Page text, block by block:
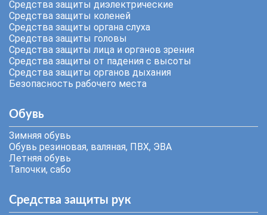
Средства защиты диэлектрические
Средства защиты коленей
Средства защиты органа слуха
Средства защиты головы
Средства защиты лица и органов зрения
Средства защиты от падения с высоты
Средства защиты органов дыхания
Безопасность рабочего места
Обувь
Зимняя обувь
Обувь резиновая, валяная, ПВХ, ЭВА
Летняя обувь
Тапочки, сабо
Средства защиты рук